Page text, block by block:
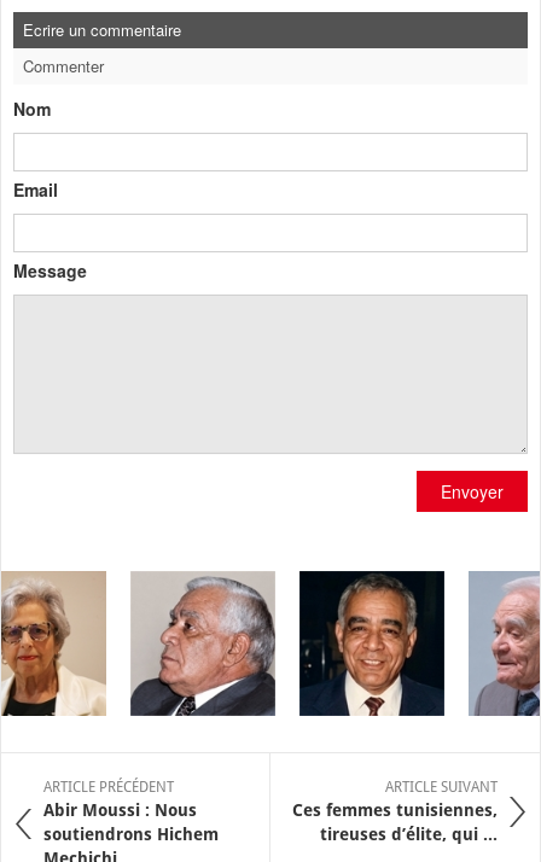
Ecrire un commentaire
Commenter
Nom
Email
Message
Envoyer
ARTICLE PRÉCÉDENT
Abir Moussi : Nous
soutiendrons Hichem
ARTICLE SUIVANT
Ces femmes tunisiennes,
tireuses d’élite, qui ...